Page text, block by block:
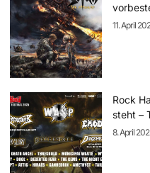
11. April
Rock
steht –
8. April